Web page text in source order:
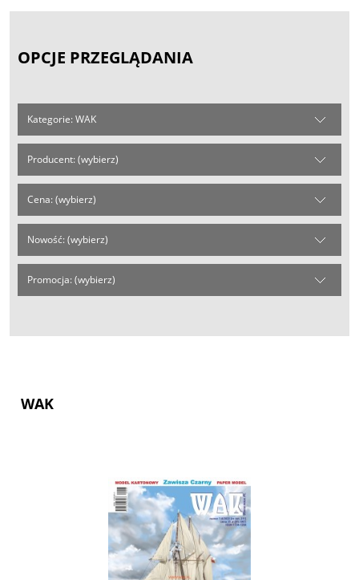
OPCJE PRZEGLĄDANIA
Kategorie: WAK
Producent: (wybierz)
Cena: (wybierz)
Nowość: (wybierz)
Promocja: (wybierz)
WAK